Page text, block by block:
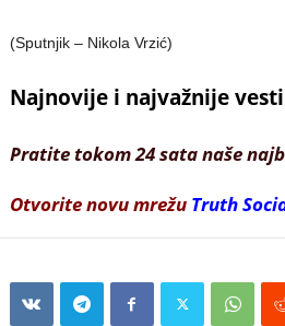
(Sputnjik – Nikola Vrzić)
Najnovije i najvažnije
Pratite tokom 24 sata naše
Otvorite novu mrežu Truth